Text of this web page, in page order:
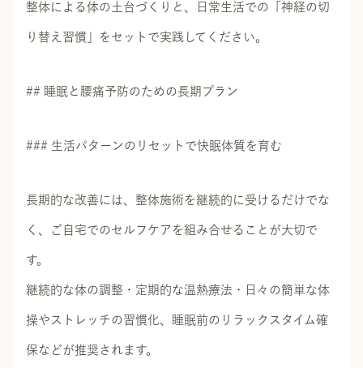
整体による体の土台づくりと、日常生活での「神経の切
り替え習慣」をセットで実践してください。
## 睡眠と腰痛予防のための長期プラン
### 生活パターンのリセットで快眠体質を育む
長期的な改善には、整体施術を継続的に受けるだけでな
く、ご自宅でのセルフケアを組み合せることが大切で
す。
継続的な体の調整・定期的な温熱療法・日々の簡単な体
操やストレッチの習慣化、睡眠前のリラックスタイム確
保などが推奨されます。